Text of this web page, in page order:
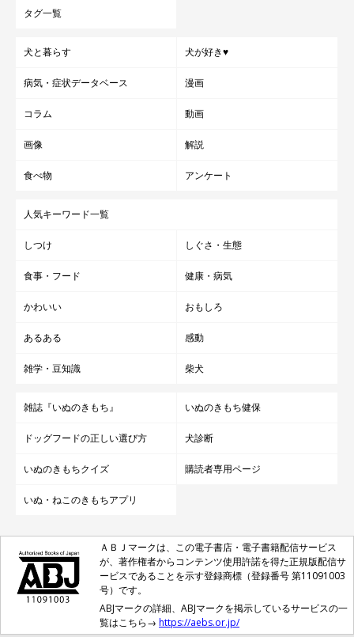
タグ一覧
犬と暮らす 犬が好き♥
病気・症状データベース 漫画
コラム 動画
画像 解説
食べ物 アンケート
人気キーワード一覧
しつけ しぐさ・生態
食事・フード 健康・病気
かわいい おもしろ
あるある 感動
雑学・豆知識 柴犬
雑誌『いぬのきもち』 いぬのきもち健保
ドッグフードの正しい選び方 犬診断
いぬのきもちクイズ 購読者専用ページ
いぬ・ねこのきもちアプリ
ＡＢＪマークは、この電子書店・電子書籍配信サービス
が、著作権者からコンテンツ使用許諾を得た正規版配信サ
ービスであることを示す登録商標（登録番号 第11091003
号）です。
ABJマークの詳細、ABJマークを掲示しているサービスの一
覧はこちら→ https://aebs.or.jp/